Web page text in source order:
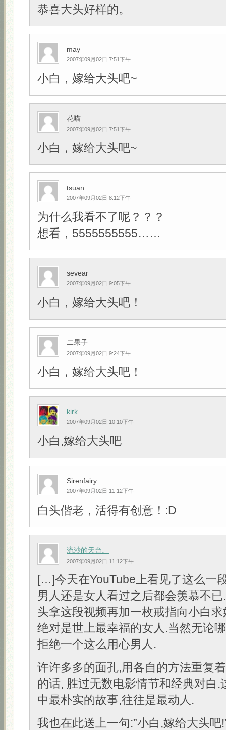
恭喜大头好样的。
may
2007年09月02日 7:51下午
小白，嫁给大头吧~
花喵
2007年09月02日 7:51下午
小白，嫁给大头吧~
tsuan
2007年09月02日 8:12下午
为什么我看不了呢？？？
想看，5555555555……
sevear
2007年09月02日 9:05下午
小白，嫁给大头吧！
二果子
2007年09月02日 9:24下午
小白，嫁给大头吧！
kirk
2007年09月02日 10:10下午
小白,嫁给大头吧
Sirenfairy
2007年09月02日 11:12下午
白头偕老，活得有创意！:D
流沙的天台。
2007年09月02日 11:12下午
[…]今天在YouTube上看见了这么一
男人还是女人看过之后都会羡慕不
头拿这段视频再加一枚戒指向小白
绝对是世上最幸福的女人.当然无论
拒绝一个这么用心男人.
许许多多的面孔,用各自的方法重复
的话, 胜过无数电影情节和经典对白.
中最朴实的故事,往往是最动人.
我也在此送上一句:”小白,嫁给大头